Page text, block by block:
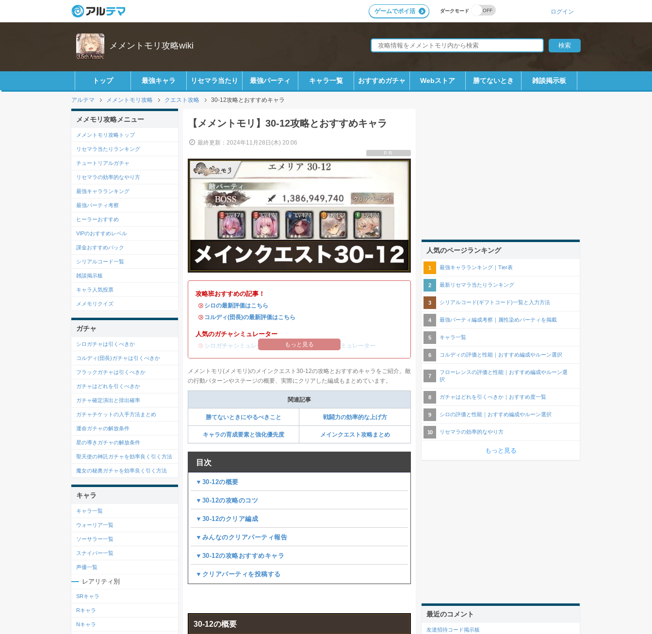
ダークモード
ゲームでポイ活 ログイン
メメントモリ攻略wiki
トップ 最強キャラ リセマラ当たり 最強パーティ キャラ一覧 おすすめガチャ Webストア 勝てないとき 雑談掲示板
アルテマ メメントモリ攻略 クエスト攻略 30-12攻略とおすすめキャラ
【メメントモリ】30-12攻略とおすすめキャラ
最終更新：2024年11月28日(木) 20:06
PR
攻略班おすすめの記事！
・ シロの最新評価はこちら
・ コルディ(団長)の最新評価はこちら
人気のガチャシミュレーター
・ シロガチャシミュレーター コルディ(団長)ガチャシミュレーター
もっと見る
メメントモリ(メメモリ)のメインクエスト30-12の攻略とおすすめキャラをご紹介。敵
の行動パターンやステージの概要、実際にクリアした編成もまとめています。
関連記事
勝てないときにやるべきこと 戦闘力の効率的な上げ方
キャラの育成要素と強化優先度 メインクエスト攻略まとめ
目次
▼30-12の概要
▼30-12の攻略のコツ
▼30-12のクリア編成
▼みんなのクリアパーティ報告
▼30-12の攻略おすすめキャラ
▼クリアパーティを投稿する
30-12の概要
メメモリ攻略メニュー
メメントモリ攻略トップ
リセマラ当たりランキング
チュートリアルガチャ
リセマラの効率的なやり方
最強キャラランキング
最強パーティ考察
ヒーラーおすすめ
VIPのおすすめレベル
課金おすすめパック
シリアルコード一覧
雑談掲示板
キャラ人気投票
メメモリクイズ
ガチャ
シロガチャは引くべきか
コルディ(団長)ガチャは引くべきか
フラックガチャは引くべきか
ガチャはどれを引くべきか
ガチャ確定演出と排出確率
ガチャチケットの入手方法まとめ
運命ガチャの解放条件
星の導きガチャの解放条件
聖天使の神託ガチャを効率良く引く方法
魔女の秘奥ガチャを効率良く引く方法
キャラ
キャラ一覧
ウォーリア一覧
ソーサラー一覧
スナイパー一覧
声優一覧
レアリティ別
SRキャラ
Rキャラ
Nキャラ
人気のページランキング
最強キャラランキング｜Tier表
最新リセマラ当たりランキング
シリアルコード(ギフトコード)一覧と入力方法
最強パーティ編成考察｜属性染めパーティを掲載
キャラ一覧
コルディの評価と性能｜おすすめ編成やルーン選択
フローレンスの評価と性能｜おすすめ編成やルーン選
択
ガチャはどれを引くべきか｜おすすめ度一覧
シロの評価と性能｜おすすめ編成やルーン選択
リセマラの効率的なやり方
もっと見る
最近のコメント
友達招待コード掲示板